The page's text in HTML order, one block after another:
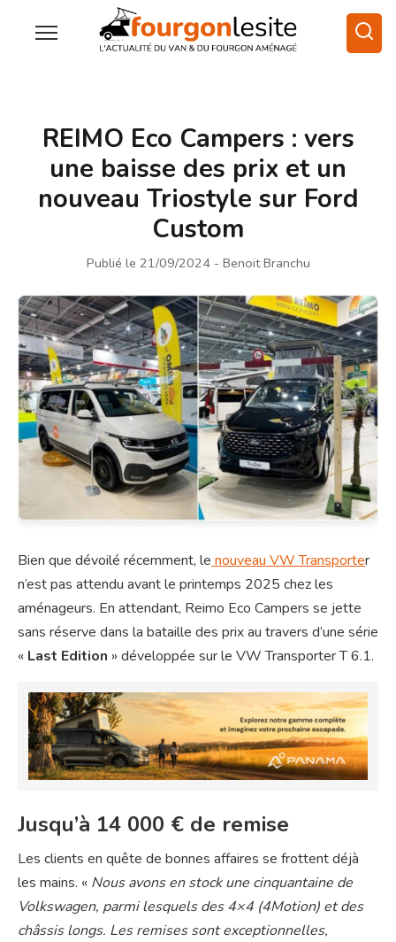
REIMO Eco Campers : vers
une baisse des prix et un
nouveau Triostyle sur Ford
Custom
Publié le 21/09/2024 - Benoit Branchu
Bien que dévoilé récemment, le nouveau VW Transporter
n’est pas attendu avant le printemps 2025 chez les
aménageurs. En attendant, Reimo Eco Campers se jette
sans réserve dans la bataille des prix au travers d’une série
« Last Edition » développée sur le VW Transporter T 6.1.
Jusqu’à 14 000 € de remise
Les clients en quête de bonnes affaires se frottent déjà
les mains. « Nous avons en stock une cinquantaine de
Volkswagen, parmi lesquels des 4×4 (4Motion) et des
châssis longs. Les remises sont exceptionnelles,